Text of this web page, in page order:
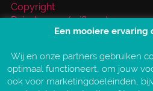
Copyright
Reischeque / giftcard
Over VakantieXperts
Service en vragen
Vind jouw VakantieXpert
Vacatures
Een mooiere ervaring
Wij en onze partners gebruiken
optimaal functioneert, om jouw
ook voor marketingdoeleinden,